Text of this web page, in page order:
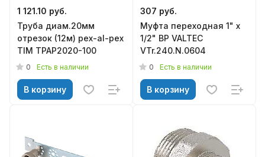
1 121.10 руб.
Труба диам.20мм
отрезок (12м) pex-al-pex
TIM TPAP2020-100
0 Есть в наличии
В корзину
307 руб.
Муфта переходная 1" х
1/2" ВР VALTEC
VTr.240.N.0604
0 Есть в наличии
В корзину